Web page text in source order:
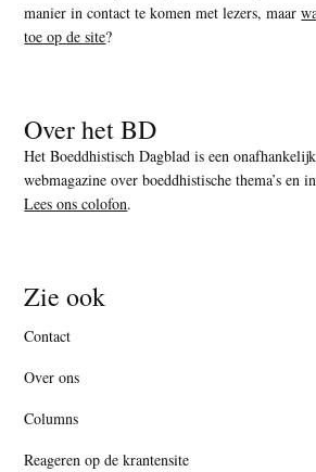
manier in contact te komen met lezers, maar
toe op de site?
Over het BD
Het Boeddhistisch Dagblad is een
webmagazine over boeddhistische thema’s en
Lees ons colofon.
Zie ook
Contact
Over ons
Columns
Reageren op de krantensite